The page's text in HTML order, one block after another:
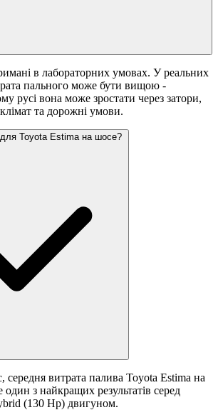
в лабораторних умовах. У реальних
пального може бути вищою -
русі вона може зростати через затори,
та дорожні умови.
Toyota Estima на шосе?
витрата палива Toyota Estima на
один з найкращих результатів серед
(130 Hp) двигуном.